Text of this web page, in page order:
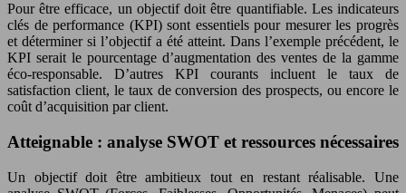
Pour être efficace, un objectif doit être quantifiable. Les indicateurs
clés de performance (KPI) sont essentiels pour mesurer les progrès
et déterminer si l’objectif a été atteint. Dans l’exemple précédent, le
KPI serait le pourcentage d’augmentation des ventes de la gamme
éco-responsable. D’autres KPI courants incluent le taux de
satisfaction client, le taux de conversion des prospects, ou encore le
coût d’acquisition par client.
Atteignable : analyse SWOT et ressources nécessaires
Un objectif doit être ambitieux tout en restant réalisable. Une